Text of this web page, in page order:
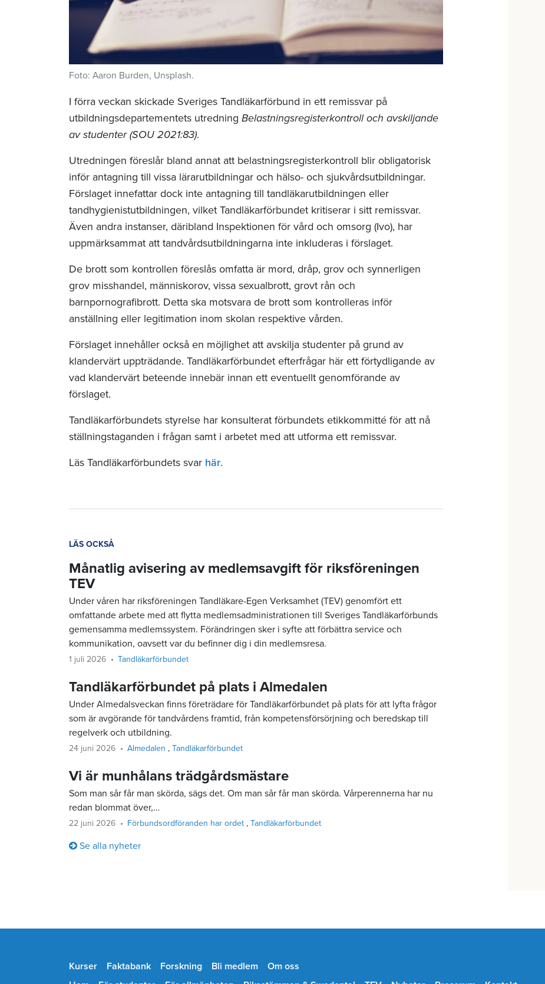
Foto: Aaron Burden, Unsplash.
I förra veckan skickade Sveriges Tandläkarförbund in ett remissvar på
utbildningsdepartementets utredning Belastningsregisterkontroll och avskiljande
av studenter (SOU 2021:83).
Utredningen föreslår bland annat att belastningsregisterkontroll blir obligatorisk
inför antagning till vissa lärarutbildningar och hälso- och sjukvårdsutbildningar.
Förslaget innefattar dock inte antagning till tandläkarutbildningen eller
tandhygienistutbildningen, vilket Tandläkarförbundet kritiserar i sitt remissvar.
Även andra instanser, däribland Inspektionen för vård och omsorg (Ivo), har
uppmärksammat att tandvårdsutbildningarna inte inkluderas i förslaget.
De brott som kontrollen föreslås omfatta är mord, dråp, grov och synnerligen
grov misshandel, människorov, vissa sexualbrott, grovt rån och
barnpornografibrott. Detta ska motsvara de brott som kontrolleras inför
anställning eller legitimation inom skolan respektive vården.
Förslaget innehåller också en möjlighet att avskilja studenter på grund av
klandervärt uppträdande. Tandläkarförbundet efterfrågar här ett förtydligande av
vad klandervärt beteende innebär innan ett eventuellt genomförande av
förslaget.
Tandläkarförbundets styrelse har konsulterat förbundets etikkommitté för att nå
ställningstaganden i frågan samt i arbetet med att utforma ett remissvar.
Läs Tandläkarförbundets svar här.
LÄS OCKSÅ
Månatlig avisering av medlemsavgift för riksföreningen
TEV
Under våren har riksföreningen Tandläkare-Egen Verksamhet (TEV) genomfört ett
omfattande arbete med att flytta medlemsadministrationen till Sveriges Tandläkarförbunds
gemensamma medlemssystem. Förändringen sker i syfte att förbättra service och
kommunikation, oavsett var du befinner dig i din medlemsresa.
1 juli 2026 Tandläkarförbundet
Tandläkarförbundet på plats i Almedalen
Under Almedalsveckan finns företrädare för Tandläkarförbundet på plats för att lyfta frågor
som är avgörande för tandvårdens framtid, från kompetensförsörjning och beredskap till
regelverk och utbildning.
24 juni 2026 Almedalen Tandläkarförbundet
Vi är munhålans trädgårdsmästare
Som man sår får man skörda, sägs det. Om man sår får man skörda. Vårperennerna har nu
redan blommat över,…
22 juni 2026 Förbundsordföranden har ordet Tandläkarförbundet
Se alla nyheter
Kurser Faktabank Forskning Bli medlem
Om oss